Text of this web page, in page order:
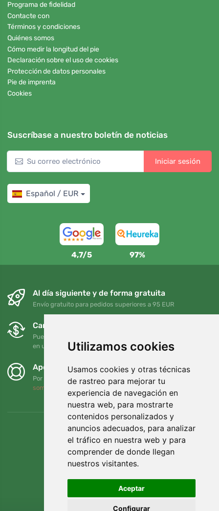
Utilizamos cookies
Usamos cookies y otras técnicas
de rastreo para mejorar tu
experiencia de navegación en
nuestra web, para mostrarte
contenidos personalizados y
anuncios adecuados, para analizar
el tráfico en nuestra web y para
comprender de donde llegan
nuestros visitantes.
Aceptar
Configurar
Programa de fidelidad
Contacte con
Términos y condiciones
Quiénes somos
Cómo medir la longitud del pie
Declaración sobre el uso de cookies
Protección de datos personales
Pie de imprenta
Cookies
Suscríbase a nuestro boletín de noticias
Iniciar sesión
Español / EUR
4,7/5 97%
Al día siguiente y de forma gratuita
Envío gratuito para pedidos superiores a 95 EUR
Cambios y devoluciones gratuitos
Puede devolver o cambiar su pedido en cualquier momento
en un plazo de 90 días
Apoyamos a Trees.org
Por cada pedido plantamos un árbol. Leer más
somos